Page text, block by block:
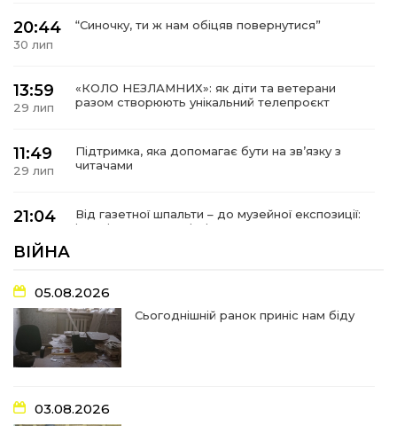
20:44
30 лип
“Синочку, ти ж нам обіцяв повернутися”
13:59
29 лип
«КОЛО НЕЗЛАМНИХ»: як діти та ветерани
разом створюють унікальний телепроєкт
11:49
29 лип
Підтримка, яка допомагає бути на зв’язку з
читачами
21:04
Від газетної шпальти – до музейної експозиції:
історії Героїв Барвінківщини стали частиною
17:18
27 лип
У Барвінківській громаді вшанували людей
найгуманнішої професії
16:29
22 лип
Медики Барвінківської громади
вдосконалюють професійні навички
15:09
У Пригожому з дітьми та їх батьками
ВІЙНА
05.08.2026
Сьогоднішній ранок приніс нам біду
03.08.2026